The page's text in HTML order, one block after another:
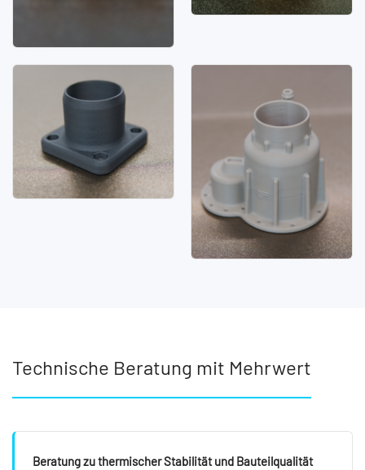
Technische Beratung mit Mehrwert
Beratung zu thermischer Stabilität und Bauteilqualität